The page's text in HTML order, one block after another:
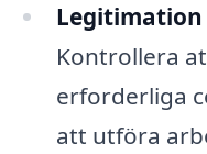
Kontrollera
erforderliga
att utföra